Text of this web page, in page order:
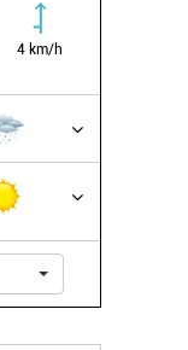
4 km/h